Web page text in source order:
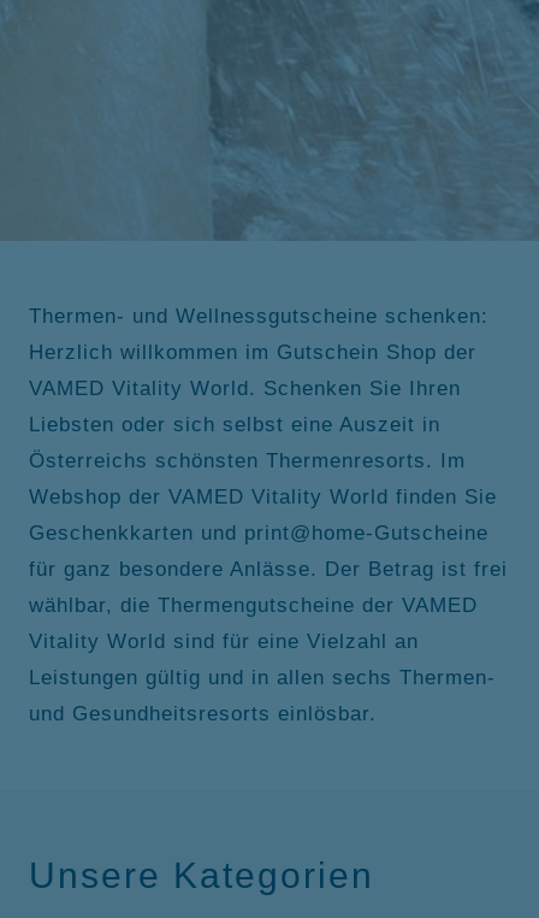
Thermen- und Wellnessgutscheine schenken:
Herzlich willkommen im Gutschein Shop der
VAMED Vitality World. Schenken Sie Ihren
Liebsten oder sich selbst eine Auszeit in
Österreichs schönsten Thermenresorts. Im
Webshop der VAMED Vitality World finden Sie
Geschenkkarten und print@home-Gutscheine
für ganz besondere Anlässe. Der Betrag ist frei
wählbar, die Thermengutscheine der VAMED
Vitality World sind für eine Vielzahl an
Leistungen gültig und in allen sechs Thermen-
und Gesundheitsresorts einlösbar.
Unsere Kategorien